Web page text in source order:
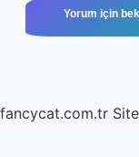
fancycat.com.tr